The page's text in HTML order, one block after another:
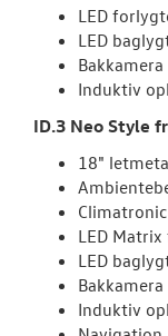
LED
LED
Bakkamera
Induktiv
ID.3 Neo Style
18"
LED
LED
Bakkamera
Induktiv